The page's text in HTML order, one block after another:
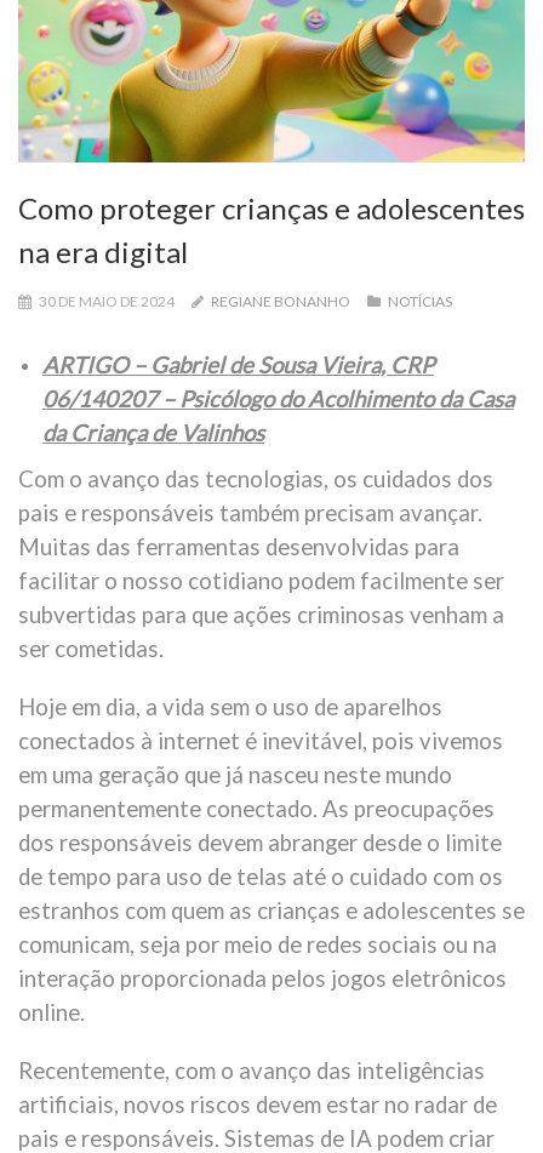
Como proteger crianças e adolescentes
na era digital
30 DE MAIO DE 2024 REGIANE BONANHO NOTÍCIAS
ARTIGO – Gabriel de Sousa Vieira, CRP
06/140207 – Psicólogo do Acolhimento da Casa
da Criança de Valinhos
Com o avanço das tecnologias, os cuidados dos
pais e responsáveis também precisam avançar.
Muitas das ferramentas desenvolvidas para
facilitar o nosso cotidiano podem facilmente ser
subvertidas para que ações criminosas venham a
ser cometidas.
Hoje em dia, a vida sem o uso de aparelhos
conectados à internet é inevitável, pois vivemos
em uma geração que já nasceu neste mundo
permanentemente conectado. As preocupações
dos responsáveis devem abranger desde o limite
de tempo para uso de telas até o cuidado com os
estranhos com quem as crianças e adolescentes se
comunicam, seja por meio de redes sociais ou na
interação proporcionada pelos jogos eletrônicos
online.
Recentemente, com o avanço das inteligências
artificiais, novos riscos devem estar no radar de
pais e responsáveis. Sistemas de IA podem criar